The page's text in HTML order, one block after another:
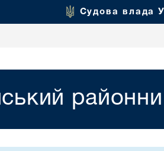
Судова влада